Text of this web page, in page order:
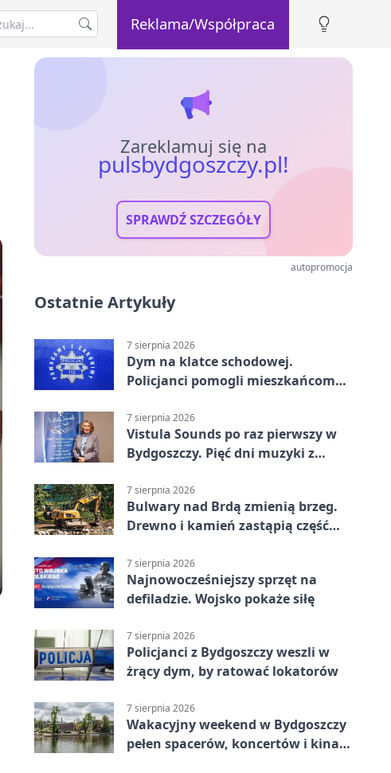
Reklama/Współpraca
Zareklamuj się na
pulsbydgoszczy.pl!
SPRAWDŹ SZCZEGÓŁY
autopromocja
Ostatnie Artykuły
7 sierpnia 2026
Dym na klatce schodowej.
Policjanci pomogli mieszkańcom
7 sierpnia 2026
Vistula Sounds po raz pierwszy w
Bydgoszczy. Pięć dni muzyki z
7 sierpnia 2026
Bulwary nad Brdą zmienią brzeg.
Drewno i kamień zastąpią część
7 sierpnia 2026
Najnowocześniejszy sprzęt na
defiladzie. Wojsko pokaże siłę
7 sierpnia 2026
Policjanci z Bydgoszczy weszli w
żrący dym, by ratować lokatorów
7 sierpnia 2026
Wakacyjny weekend w Bydgoszczy
pełen spacerów, koncertów i kina